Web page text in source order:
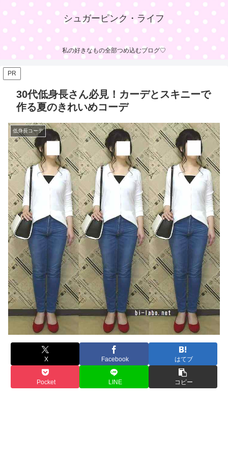
シュガーピンク・ライフ
私の好きなもの全部つめ込むブログ♡
PR
30代低身長さん必見！カーデとスキニーで
作る夏のきれいめコーデ
低身長コーデ
X Facebook はてブ
Pocket LINE コピー